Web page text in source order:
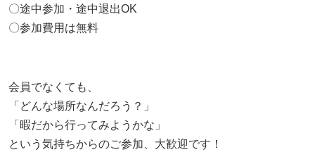
〇途中参加・途中退出OK
〇参加費用は無料
会員でなくても、
「どんな場所なんだろう？」
「暇だから行ってみようかな」
という気持ちからのご参加、大歓迎です！